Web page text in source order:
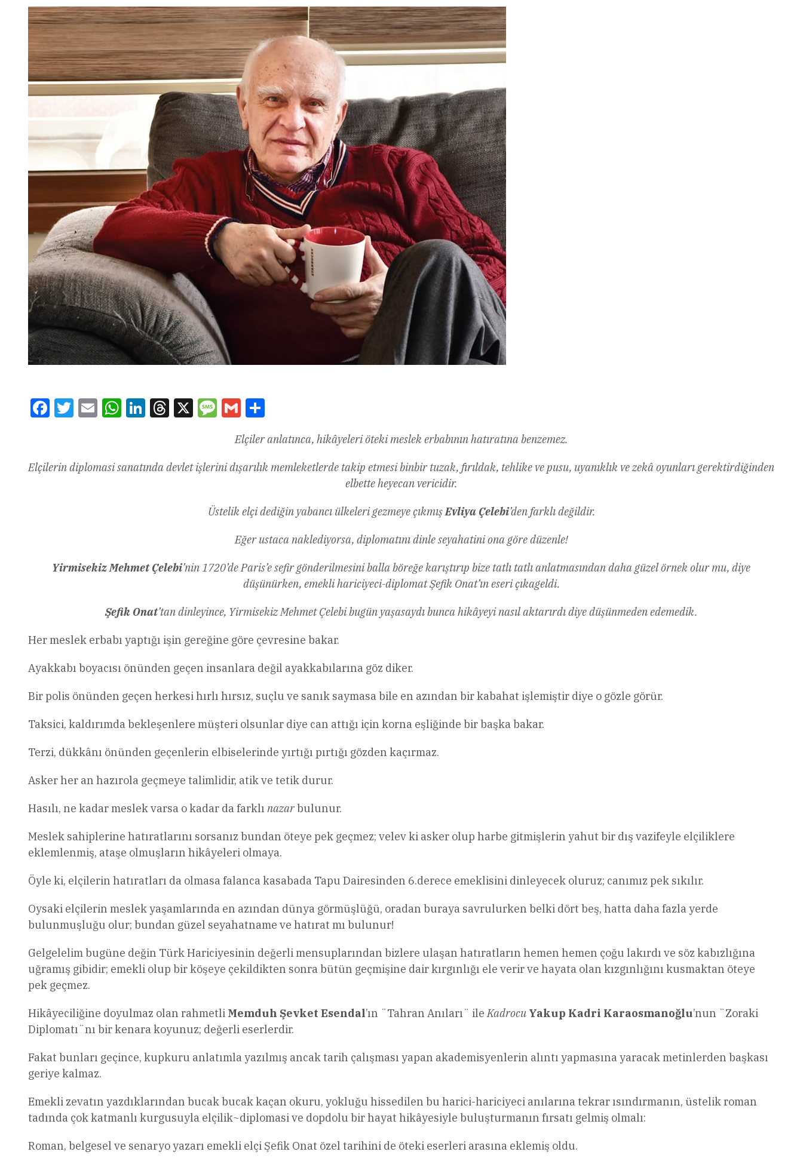
FacebookTwitterEmail WhatsAppLinkedInThreads
X Message
Gmail
Elçiler anlatınca, hikâyeleri öteki meslek erbabının hatıratına benzemez.
Elçilerin diplomasi sanatında devlet işlerini dışarılık memleketlerde takip etmesi binbir tuzak, fırıldak, tehlike ve pusu, uyanıklık ve zekâ oyunları gerektirdiğinden
elbette heyecan vericidir.
Üstelik elçi dediğin yabancı ülkeleri gezmeye çıkmışEvliya Çelebi’den farklı değildir.
Eğer ustaca naklediyorsa, diplomatını dinle seyahatini ona göre düzenle!
Yirmisekiz Mehmet Çelebi’nin 1720’de Paris’e sefir gönderilmesini balla böreğe karıştırıp bize tatlı tatlı anlatmasından daha güzel örnek olur mu, diye
düşünürken, emekli hariciyeci-diplomat Şefik Onat’ın eseri çıkageldi.
Şefik Onat’tan dinleyince, Yirmisekiz Mehmet Çelebi bugün yaşasaydı bunca hikâyeyi nasıl aktarırdı diye düşünmeden edemedik.
Her meslek erbabı yaptığı işin gereğine göre çevresine bakar.
Ayakkabı boyacısı önünden geçen insanlara değil ayakkabılarına göz diker.
Bir polis önünden geçen herkesi hırlı hırsız, suçlu ve sanık saymasa bile en azından bir kabahat işlemiştir diye o gözle görür.
Taksici, kaldırımda bekleşenlere müşteri olsunlar diye can attığı için korna eşliğinde bir başka bakar.
Terzi, dükkânı önünden geçenlerin elbiselerinde yırtığı pırtığı gözden kaçırmaz.
Asker her an hazırola geçmeye talimlidir, atik ve tetik durur.
Hasılı, ne kadar meslek varsa o kadar da farklı nazarbulunur.
Meslek sahiplerine hatıratlarını sorsanız bundan öteye pek geçmez; velev ki asker olup harbe gitmişlerin yahut bir dış vazifeyle elçiliklere
eklemlenmiş, ataşe olmuşların hikâyeleri olmaya.
Öyle ki, elçilerin hatıratları da olmasa falanca kasabada Tapu Dairesinden 6.derece emeklisini dinleyecek oluruz; canımız pek sıkılır.
Oysaki elçilerin meslek yaşamlarında en azından dünya görmüşlüğü, oradan buraya savrulurken belki dört beş, hatta daha fazla yerde
bulunmuşluğu olur; bundan güzel seyahatname ve hatırat mı bulunur!
Gelgelelim bugüne değin Türk Hariciyesinin değerli mensuplarından bizlere ulaşan hatıratların hemen hemen çoğu lakırdı ve söz kabızlığına
uğramış gibidir; emekli olup bir köşeye çekildikten sonra bütün geçmişine dair kırgınlığı ele verir ve hayata olan kızgınlığını kusmaktan öteye
pek geçmez.
Hikâyeciliğine doyulmaz olan rahmetli Memduh Şevket Esendal’ın ¨Tahran Anıları¨ ileKadrocu Yakup Kadri Karaosmanoğlu’nun ¨Zoraki
Diplomatı¨nı bir kenara koyunuz; değerli eserlerdir.
Fakat bunları geçince, kupkuru anlatımla yazılmış ancak tarih çalışması yapan akademisyenlerin alıntı yapmasına yaracak metinlerden başkası
geriye kalmaz.
Emekli zevatın yazdıklarından bucak bucak kaçan okuru, yokluğu hissedilen bu harici-hariciyeci anılarına tekrar ısındırmanın, üstelik roman
tadında çok katmanlı kurgusuyla elçilik~diplomasi ve dopdolu bir hayat hikâyesiyle buluşturmanın fırsatı gelmiş olmalı:
Roman, belgesel ve senaryo yazarı emekli elçi Şefik Onat özel tarihini de öteki eserleri arasına eklemiş oldu.